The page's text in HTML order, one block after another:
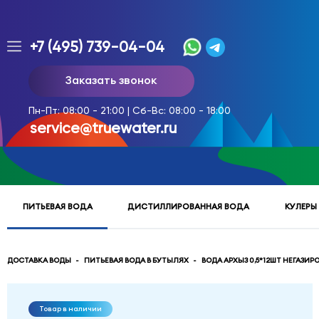
Заказ
доставки
воды
тел.
многоканальный
service@truewater.ru
Московская
областьМытищинский
н,
Мытищи,
+7 (495) 739-04-04
Заказать звонок
Пн-Пт: 08:00 - 21:00 | Сб-Вс: 08:00 - 18:00
service@truewater.ru
ПИТЬЕВАЯ ВОДА ДИСТИЛЛИРОВАННАЯ ВОДА
ДОСТАВКА ВОДЫ ПИТЬЕВАЯ ВОДА В БУТЫЛЯХ ВОДА АРХЫЗ 0,5*12ШТ
Товар в наличии